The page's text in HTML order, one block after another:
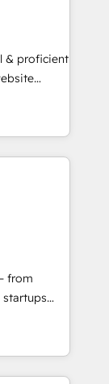
over a
& proficient
hub
Impact
🏆
🏆2017
🏆2016
🏆2015
from
scale
we fuse
to deliver